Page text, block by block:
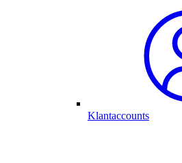
Klantaccounts